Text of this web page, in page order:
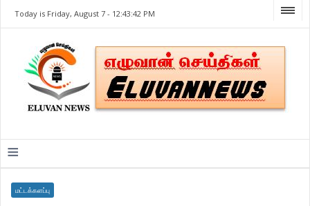
Today is Friday, August 7 - 12:43:42 PM
≡
மட்டக்களப்பு